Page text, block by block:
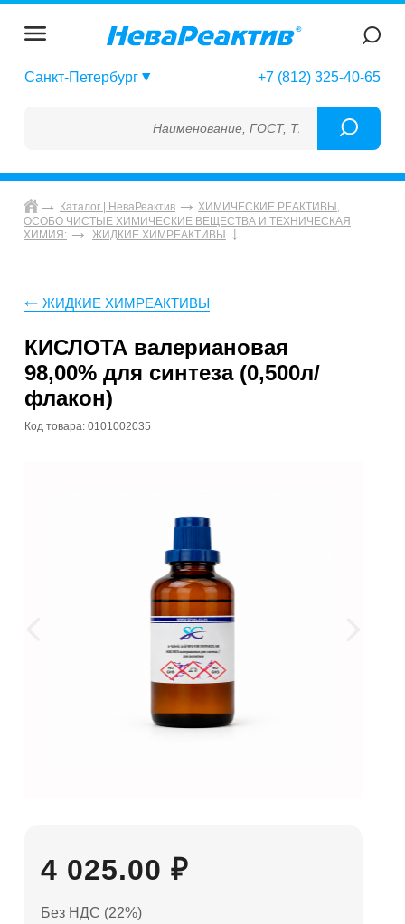
Санкт-Петербург +7 (812) 325-40-65
Наименование, ГОСТ, ТУ, ГСО, МСО, ОСО,
Каталог | НеваРеактив
ХИМИЧЕСКИЕ РЕАКТИВЫ,
ОСОБО ЧИСТЫЕ ХИМИЧЕСКИЕ ВЕЩЕСТВА И ТЕХНИЧЕСКАЯ
ХИМИЯ:
ЖИДКИЕ ХИМРЕАКТИВЫ
ЖИДКИЕ ХИМРЕАКТИВЫ
КИСЛОТА валериановая
98,00% для синтеза (0,500л/
флакон)
Код товара: 0101002035
4 025.00 ₽
Без НДС (22%)